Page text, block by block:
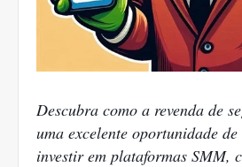
Descubra como a revenda de
uma excelente oportunidade
investir em plataformas SMM,